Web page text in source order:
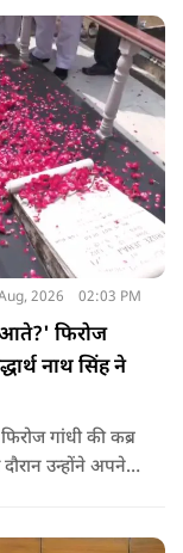
2026 02:03 PM
आते?' फिरोज
नाथ सिंह ने
गांधी की कब्र
उन्होंने अपने